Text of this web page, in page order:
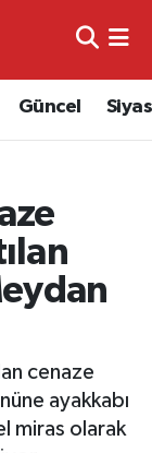
Güncel
cenaze
ayakkabı
miras olarak